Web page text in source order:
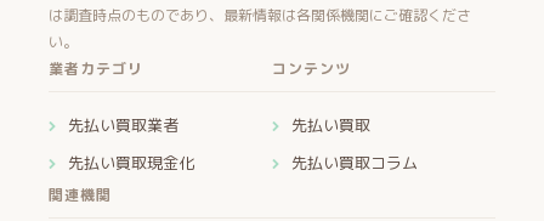
は調査時点のものであり、最新情報は各関係機関にご確認くださ
い。
業者カテゴリ
先払い買取業者
先払い買取現金化
コンテンツ
先払い買取
先払い買取コラム
関連機関